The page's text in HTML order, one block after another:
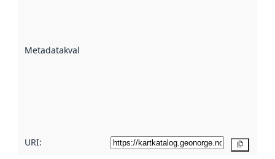
Metadatakvalitet
URI: